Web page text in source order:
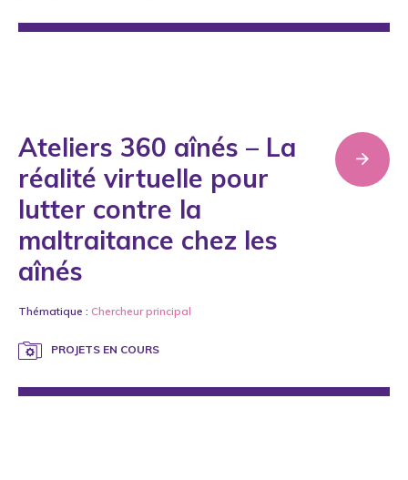
Ateliers 360 aînés – La
réalité virtuelle pour
lutter contre la
maltraitance chez les
aînés
Thématique : Chercheur principal
PROJETS EN COURS